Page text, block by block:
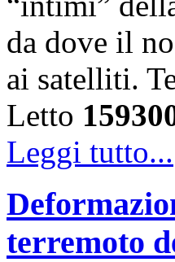
da dove il
ai satelliti.
Letto
Leggi tutto...
terremoto